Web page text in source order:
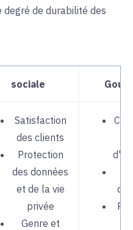
de durabilité des
sociale
Satisfaction
des clients
Protection
des données
et de la vie
privée
Genre et